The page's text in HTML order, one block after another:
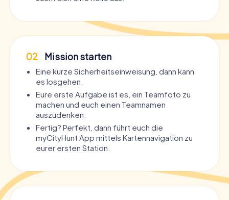
02 Mission starten
Eine kurze Sicherheitseinweisung, dann kann
es losgehen.
Eure erste Aufgabe ist es, ein Teamfoto zu
machen und euch einen Teamnamen
auszudenken.
Fertig? Perfekt, dann führt euch die
myCityHunt App mittels Kartennavigation zu
eurer ersten Station.